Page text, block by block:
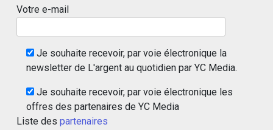
Votre e-mail
Je souhaite recevoir, par voie électronique la
newsletter de L'argent au quotidien par YC Media.
Je souhaite recevoir, par voie électronique les
offres des partenaires de YC Media
Liste des partenaires